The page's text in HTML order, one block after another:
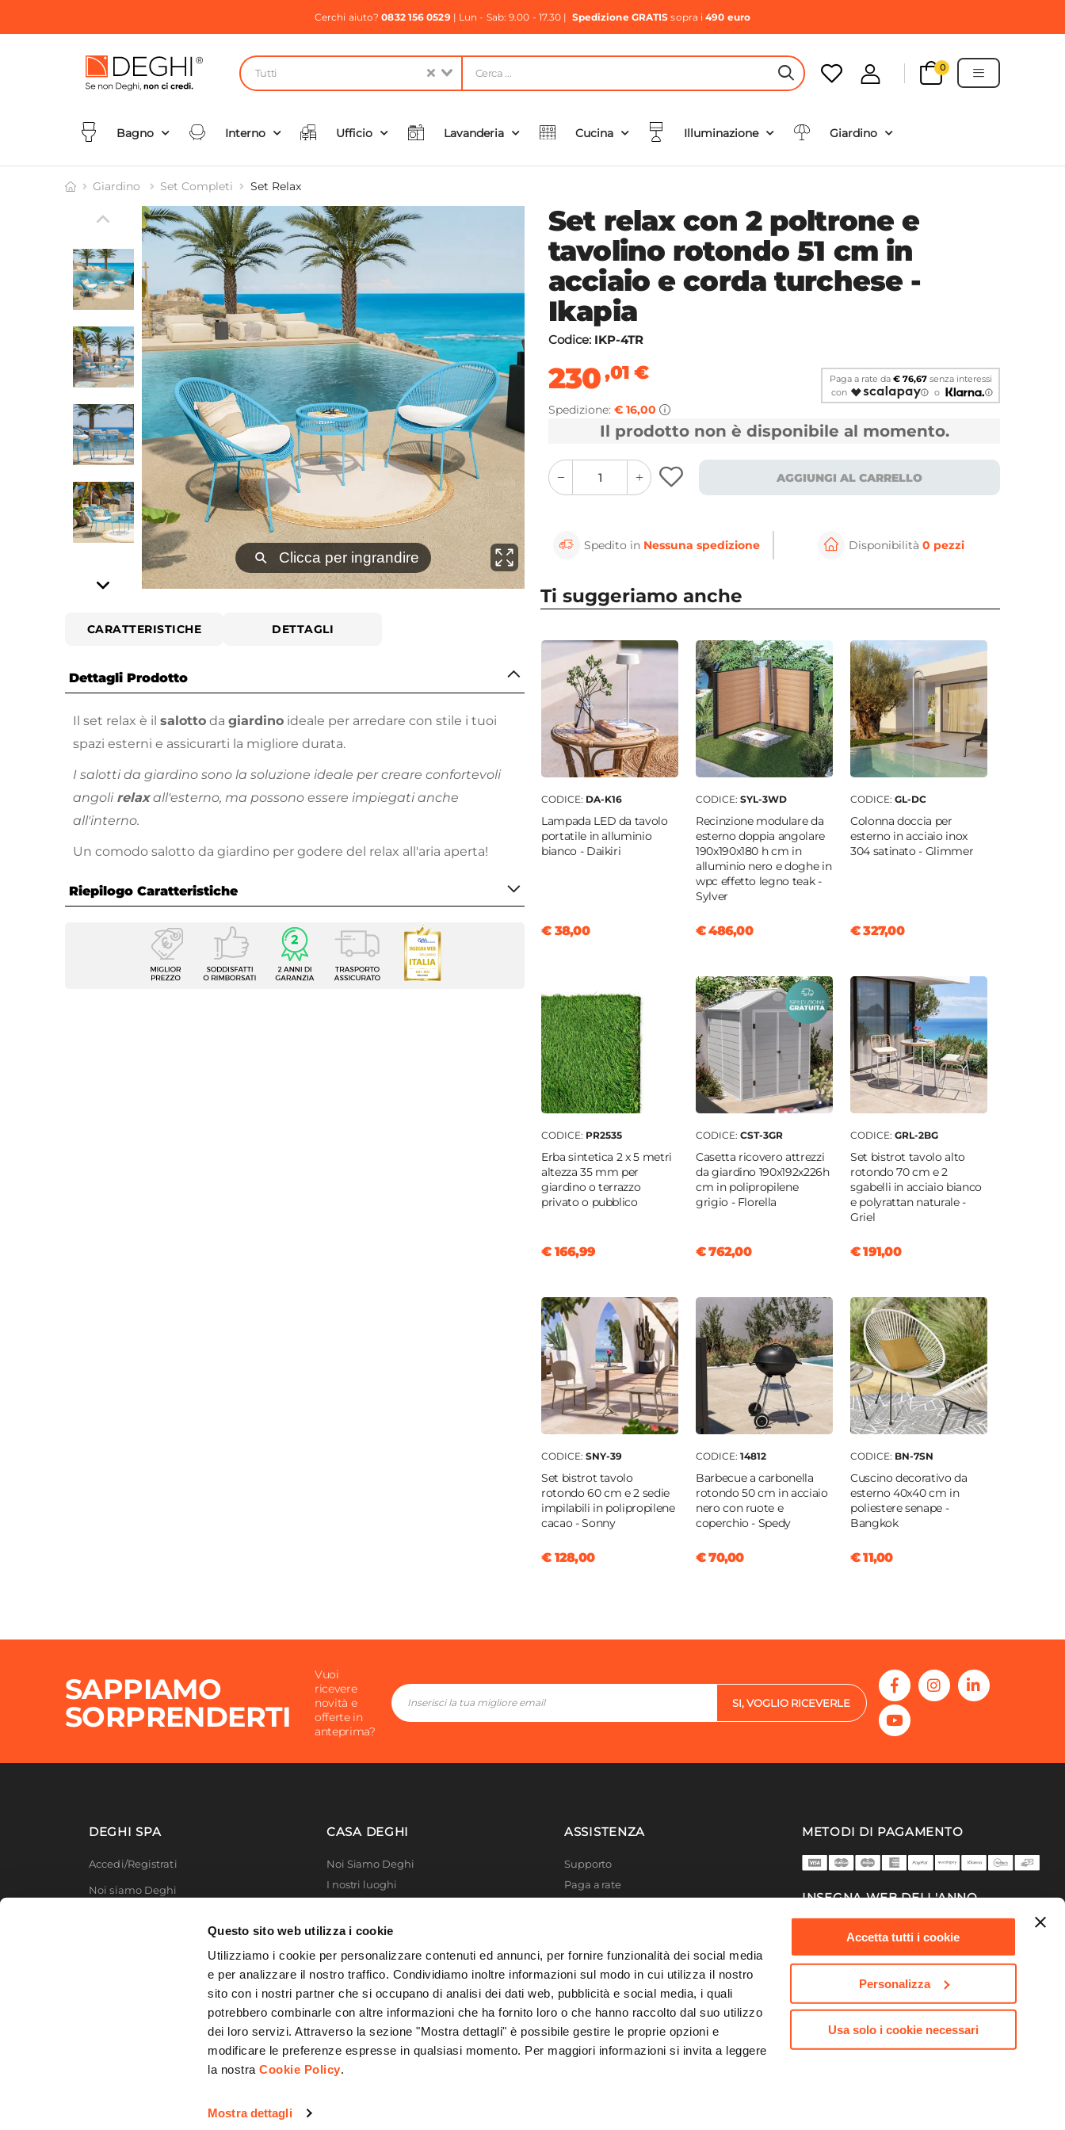
Questo sito web utilizza i cookie
Utilizziamo i cookie per personalizzare contenuti ed annunci, per fornire funzionalità dei social media
e per analizzare il nostro traffico. Condividiamo inoltre informazioni sul modo in cui utilizza il nostro
sito con i nostri partner che si occupano di analisi dei dati web, pubblicità e social media, i quali
potrebbero combinarle con altre informazioni che ha fornito loro o che hanno raccolto dal suo utilizzo
dei loro servizi. Attraverso la sezione "Mostra dettagli" è possibile gestire le proprie opzioni e
modificare le preferenze espresse in qualsiasi momento. Per maggiori informazioni si invita a leggere
la nostraCookie Policy.
Mostra dettagli
Accetta tutti i cookie
Personalizza
Usa solo i cookie necessari
Cerchi aiuto?0832 156 0529| Lun - Sab: 9.00 - 17.30 | Spedizione GRATIS sopra i490 euro
Tutti HEADER SEARCH BUTTON
0
Bagno Interno Ufficio Lavanderia Cucina Illuminazione Giardino
Giardino Set Completi Set Relax
⚲ Clicca per ingrandire Clicca per ingrandire
CARATTERISTICHE DETTAGLI
Dettagli Prodotto
Il set relax è il salotto da giardino ideale per arredare con stile i tuoi
spazi esterni e assicurarti la migliore durata.
I salotti da giardino sono la soluzione ideale per creare confortevoli
angoli relaxall'esterno, ma possono essere impiegati anche
all'interno.
Un comodo salotto da giardino per godere del relax all'aria aperta!
Riepilogo Caratteristiche
Caratteristiche Generali
Set Relax
Numero Elementi
3 elementi
Set relax con 2 poltrone e
tavolino rotondo 51 cm in
acciaio e corda turchese -
Ikapia
Codice: IKP-4TR
230,01 €
Spedizione: € 16,00
Paga a rate da € 76,67senza interessi
con
o
Il prodotto non è disponibile al momento.
quantity
button
quantity
minus
button
AGGIUNGI AL CARRELLO
Spedito in Nessuna spedizione Disponibilità 0 pezzi
Ti suggeriamo anche
CODICE: DA-K16
Lampada LED da tavolo
portatile in alluminio
bianco - Daikiri
€ 38,00
CODICE: SYL-3WD
Recinzione modulare da
esterno doppia angolare
190x190x180 h cm in
alluminio nero e doghe in
wpc effetto legno teak -
Sylver
€ 486,00
CODICE: GL-DC
Colonna doccia per
esterno in acciaio inox
304 satinato - Glimmer
€ 327,00
CODICE: PR2535
Erba sintetica 2 x 5 metri
altezza 35 mm per
giardino o terrazzo
privato o pubblico
€ 166,99
CODICE: CST-3GR
Casetta ricovero attrezzi
da giardino 190x192x226h
cm in polipropilene
grigio - Florella
€ 762,00
CODICE: GRL-2BG
Set bistrot tavolo alto
rotondo 70 cm e 2
sgabelli in acciaio bianco
e polyrattan naturale -
Griel
€ 191,00
CODICE: SNY-39
Set bistrot tavolo
rotondo 60 cm e 2 sedie
impilabili in polipropilene
cacao - Sonny
€ 128,00
CODICE: 14812
Barbecue a carbonella
rotondo 50 cm in acciaio
nero con ruote e
coperchio - Spedy
€ 70,00
CODICE: BN-7SN
Cuscino decorativo da
esterno 40x40 cm in
poliestere senape -
Bangkok
€ 11,00
SAPPIAMO
SORPRENDERTI
Vuoi
ricevere
novità e
offerte in
anteprima?
SI, VOGLIO RICEVERLE
DEGHI SPA
Accedi/Registrati
Noi siamo Deghi
Modello organizzativo e codice etico
CASA DEGHI
Noi Siamo Deghi
I nostri luoghi
MFT - La produzione
Deghi Solidale
Deghi Academy
ASSISTENZA
Supporto
Paga a rate
Privacy Policy
Cookie policy
METODI DI PAGAMENTO
INSEGNA WEB DELL'ANNO